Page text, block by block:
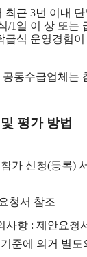
최근 3년 이내
/1일 이 상 또는
급식 운영경험
동수급업체는
평가 방법
가 신청(등록)
청서 참조
사항 : 제안요청
준에 의거 별도